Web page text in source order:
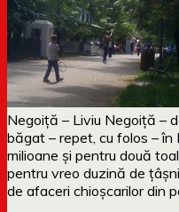
Negoiță – Liviu Negoiță –
băgat – repet, cu folos –
milioane și pentru două
pentru vreo duzină de
de afaceri chioșcarilor din